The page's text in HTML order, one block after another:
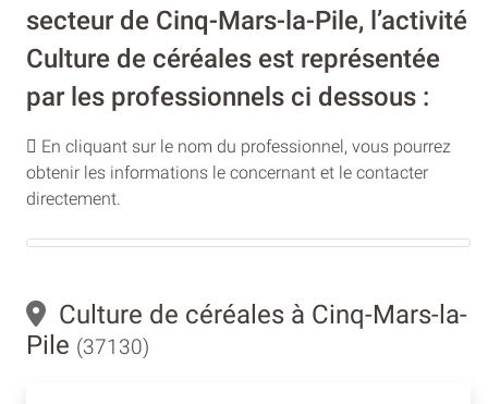
secteur de Cinq-Mars-la-Pile, l’activité
Culture de céréales est représentée
par les professionnels ci dessous :
En cliquant sur le nom du professionnel, vous pourrez
obtenir les informations le concernant et le contacter
directement.
Culture de céréales à Cinq-Mars-la-
Pile (37130)